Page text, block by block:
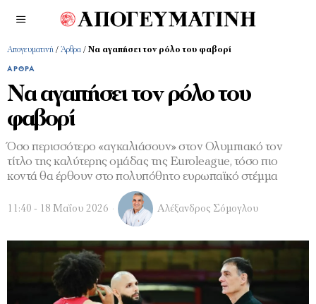
Απογευματινή / Άρθρα / Να αγαπήσει τον ρόλο του φαβορί
ΆΡΘΡΑ
Να αγαπήσει τον ρόλο του
φαβορί
Όσο περισσότερο «αγκαλιάσουν» στον Ολυμπιακό τον
τίτλο της καλύτερης ομάδας της Euroleague, τόσο πιο
κοντά θα έρθουν στο πολυπόθητο ευρωπαϊκό στέμμα
11:40 - 18 Μαΐου 2026 Αλέξανδρος Σόμογλου